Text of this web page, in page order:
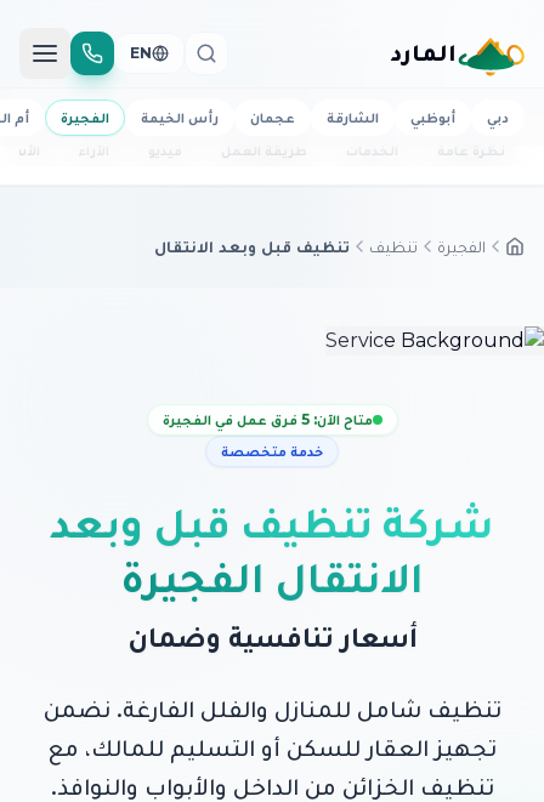
المارد EN
دبي أبوظبي الشارقة عجمان رأس الخيمة الفجيرة
أم
نظرة عامة
الخدمات طريقة العمل فيديو الآراء
الفجيرة تنظيف تنظيف قبل وبعد الانتقال
متاح الآن: 5 فرق عمل في الفجيرة
خدمة متخصصة
شركة تنظيف قبل وبعد
الانتقال الفجيرة
أسعار تنافسية وضمان
تنظيف شامل للمنازل والفلل الفارغة. نضمن
تجهيز العقار للسكن أو التسليم للمالك، مع
تنظيف الخزائن من الداخل والأبواب والنوافذ.